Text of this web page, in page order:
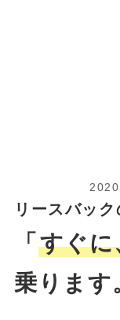
2020
リースバッ
「 すぐに
乗ります